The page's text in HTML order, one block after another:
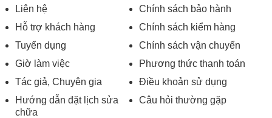
Liên hệ
Hỗ trợ khách hàng
Tuyển dụng
Giờ làm việc
Tác giả, Chuyên gia
Hướng dẫn đặt lịch sửa
chữa
Chính sách bảo hành
Chính sách kiểm hàng
Chính sách vận chuyển
Phương thức thanh toán
Điều khoản sử dụng
Câu hỏi thường gặp